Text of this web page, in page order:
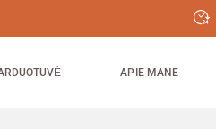
APIE MANE